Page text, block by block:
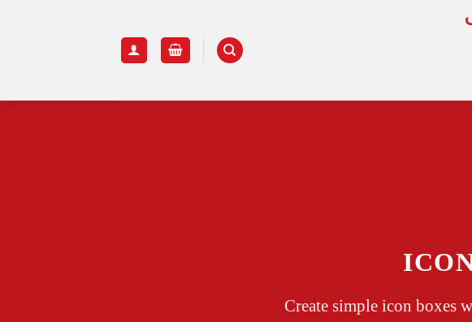
Create simple icon boxes